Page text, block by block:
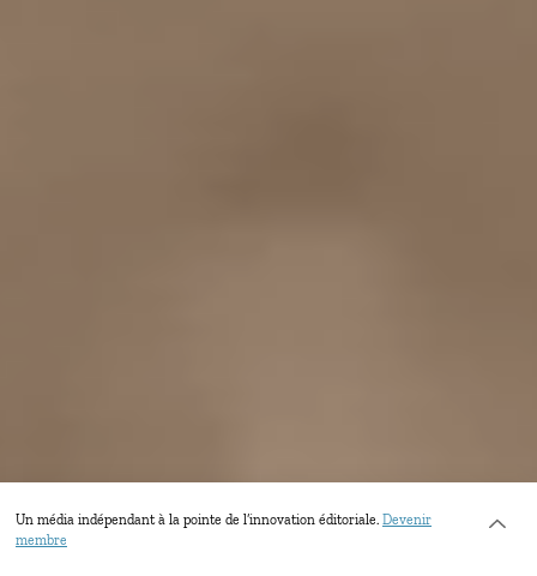
Un média indépendant à la pointe de l’innovation éditoriale. Devenir
membre